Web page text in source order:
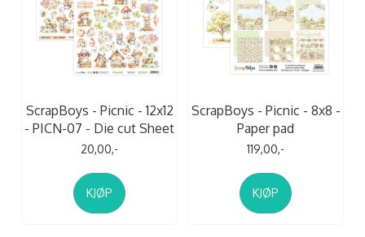
ScrapBoys - Picnic - 12x12
- PICN-07 - Die cut Sheet
20,00,-
KJØP
ScrapBoys - Picnic - 8x8 -
Paper pad
119,00,-
KJØP